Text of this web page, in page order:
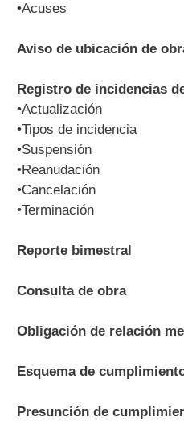
•Acuses
Aviso de ubicación de
Registro de incidencias
•Actualización
•Tipos de incidencia
•Suspensión
•Reanudación
•Cancelación
•Terminación
Reporte bimestral
Consulta de obra
Obligación de relación
Esquema de
Presunción de